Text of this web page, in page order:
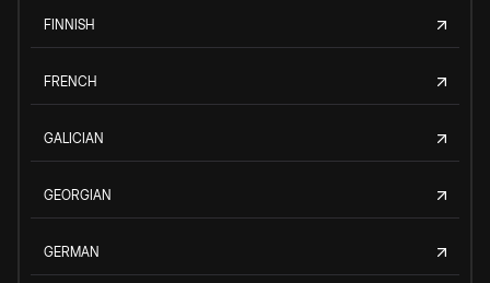
FINNISH
FRENCH
GALICIAN
GEORGIAN
GERMAN